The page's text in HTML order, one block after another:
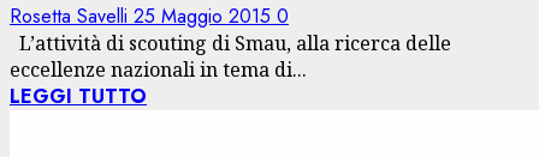
Rosetta Savelli 25 Maggio 2015 0
L’attività di scouting di Smau, alla ricerca delle
eccellenze nazionali in tema di...
LEGGI TUTTO